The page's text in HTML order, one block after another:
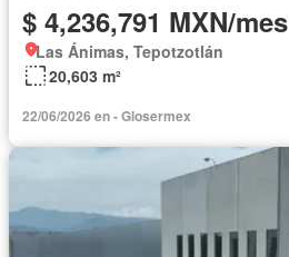
$ 4,236,791 MXN/mes
Las Ánimas, Tepotzotlán
20,603 m²
22/06/2026 en - Glosermex